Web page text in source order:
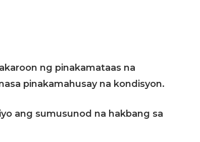
ng pinakamataas na
pinakamahusay na kondisyon.
ang sumusunod na hakbang sa